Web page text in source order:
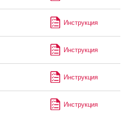
Инструкция
Инструкция
Инструкция
Инструкция